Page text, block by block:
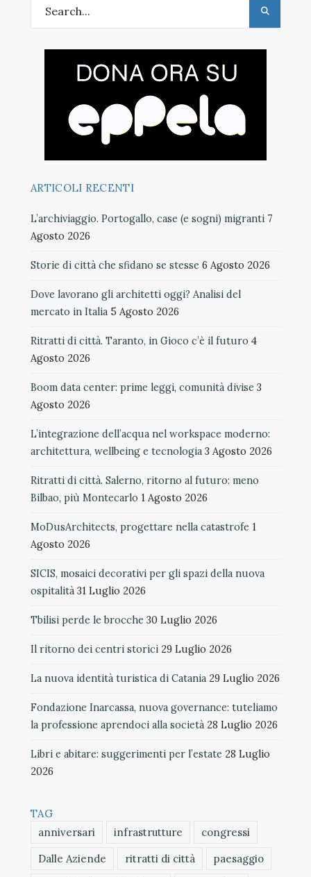
ARTICOLI RECENTI
L’archiviaggio. Portogallo, case (e sogni) migranti 7
Agosto 2026
Storie di città che sfidano se stesse 6 Agosto 2026
Dove lavorano gli architetti oggi? Analisi del
mercato in Italia 5 Agosto 2026
Ritratti di città. Taranto, in Gioco c’è il futuro 4
Agosto 2026
Boom data center: prime leggi, comunità divise 3
Agosto 2026
L’integrazione dell’acqua nel workspace moderno:
architettura, wellbeing e tecnologia 3 Agosto 2026
Ritratti di città. Salerno, ritorno al futuro: meno
Bilbao, più Montecarlo 1 Agosto 2026
MoDusArchitects, progettare nella catastrofe 1
Agosto 2026
SICIS, mosaici decorativi per gli spazi della nuova
ospitalità 31 Luglio 2026
Tbilisi perde le brocche 30 Luglio 2026
Il ritorno dei centri storici 29 Luglio 2026
La nuova identità turistica di Catania 29 Luglio 2026
Fondazione Inarcassa, nuova governance: tuteliamo
la professione aprendoci alla società 28 Luglio 2026
Libri e abitare: suggerimenti per l’estate 28 Luglio
2026
TAG
anniversari
infrastrutture
congressi
Dalle Aziende
ritratti di città
paesaggio